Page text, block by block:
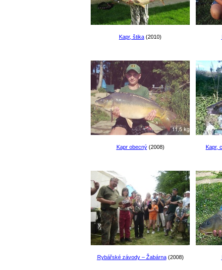
Kapr, štika (2010)
Kapr obecný(2008) Kapr,
Rybářské závody – Žabárna(2008)